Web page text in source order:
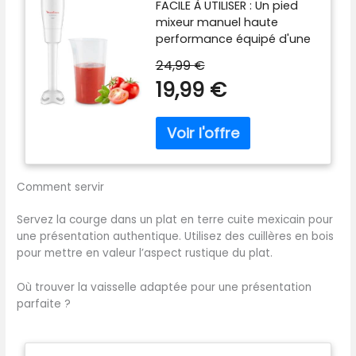
un mélange lisse et
homogène, avec moins
d’éclaboussures et un
mixage plus rapide
Accessoire polyvalent
inclus : Le mixeur est livré
pour mesurer et mixer
directement les ingrédients,
simplifiant la préparation
ErgoMixx 600 W avec 2
vitesses et gobelet doseur
-Blanc
FACILE À UTILISER : Un pied
mixeur manuel haute
performance équipé d'une
d'une seule vitesse pour
des résultats parfaits sans
effort, tout cela en
appuyant sur un bouton
PIED ANTI-ECLABOUSSURES :
évite les éclaboussures et
plus agréable DESIGN
CONFORTABLE : Une
poignée ergonomique
texturée, pour expérience
utilisation fréquente
24,99 €
19,99 €
Comment servir
Servez la courge dans un plat en terre cuite mexicain pour
une présentation authentique. Utilisez des cuillères en bois
pour mettre en valeur l’aspect rustique du plat.
Où trouver la vaisselle adaptée pour une présentation
parfaite ?